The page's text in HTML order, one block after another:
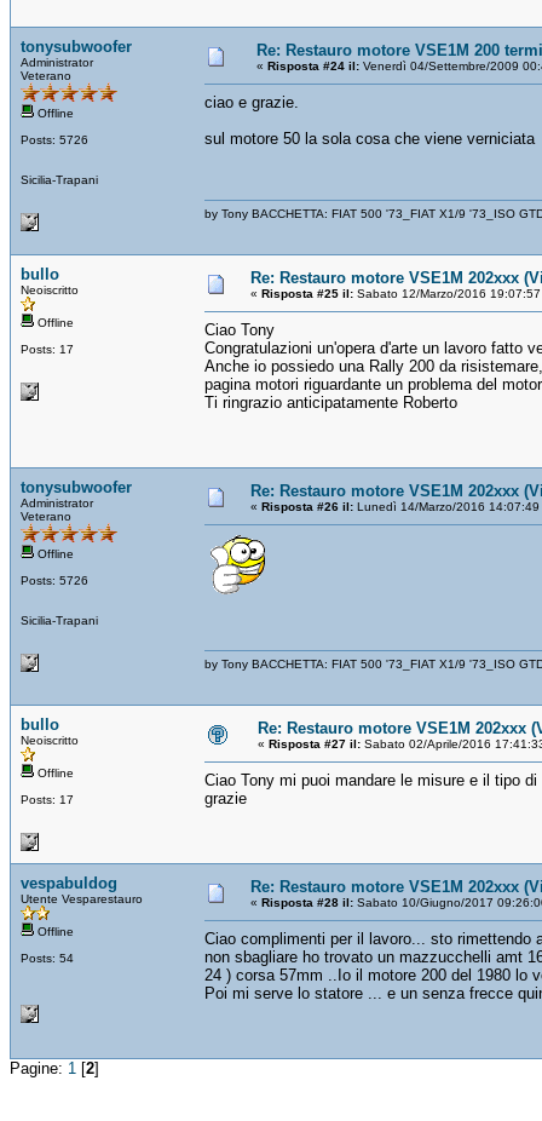
tonysubwoofer
Administrator
Veterano
Offline
Posts: 5726
Sicilia-Trapani
Re: Restauro motore VSE1M 200
« Risposta #24 il: Venerdì 04/Settembre/2009
ciao e grazie.
sul motore 50 la sola cosa che viene verniciata
by Tony BACCHETTA: FIAT 500 '73_FIAT X1/9 '73_ISO
bullo
Neoiscritto
Offline
Posts: 17
Re: Restauro motore VSE1M 202xxx
« Risposta #25 il: Sabato 12/Marzo/2016
Ciao Tony
Congratulazioni un'opera d'arte un lavoro fatto
Anche io possiedo una Rally 200 da
pagina motori riguardante un problema del
Ti ringrazio anticipatamente Roberto
tonysubwoofer
Administrator
Veterano
Offline
Posts: 5726
Sicilia-Trapani
Re: Restauro motore VSE1M 202xxx
« Risposta #26 il: Lunedì 14/Marzo/2016 14:07:49
by Tony BACCHETTA: FIAT 500 '73_FIAT X1/9 '73_ISO
bullo
Neoiscritto
Offline
Posts: 17
Re: Restauro motore VSE1M 202xxx
« Risposta #27 il: Sabato 02/Aprile/2016
Ciao Tony mi puoi mandare le misure e il tipo
grazie
vespabuldog
Utente Vesparestauro
Offline
Posts: 54
Re: Restauro motore VSE1M 202xxx
« Risposta #28 il: Sabato 10/Giugno/2017
Ciao complimenti per il lavoro... sto rimettendo
non sbagliare ho trovato un mazzucchelli amt
24 ) corsa 57mm ..Io il motore 200 del 1980 lo
Poi mi serve lo statore ... e un senza frecce
Pagine: 1 [2]